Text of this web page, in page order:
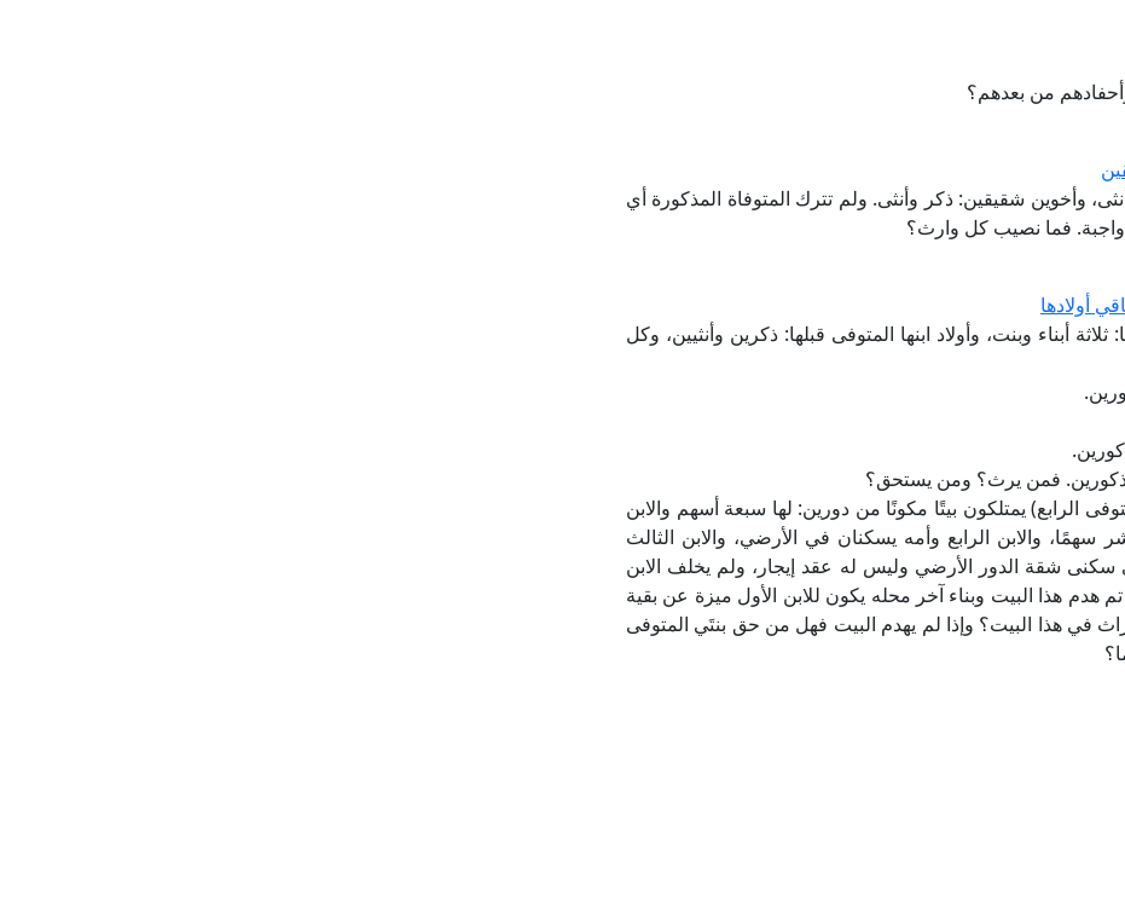
من بعدهم؟
وأخوين شقيقين: ذكر وأنثى. ولم تترك المتوفاة المذكورة أي
فما نصيب كل وارث؟
أولادها
تقريبًا عن أولادها: ثلاثة أبناء وبنت، وأولاد ابنها المتوفى قبلها: ذكرين وأنثيين، وكل
فمن يرث؟ ومن يستحق؟
الرابع) يمتلكون بيتًا مكونًا من دورين: لها سبعة أسهم والابن
سهمًا، والابن الرابع وأمه يسكنان في الأرضي، والابن الثالث
شقة الدور الأرضي وليس له عقد إيجار، ولم يخلف الابن
هدم هذا البيت وبناء آخر محله يكون للابن الأول ميزة عن بقية
في هذا البيت؟ وإذا لم يهدم البيت فهل من حق بنتَي المتوفى